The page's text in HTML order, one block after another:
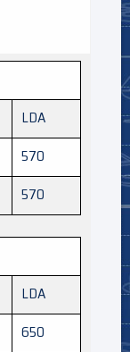
LDA
570
570
LDA
650